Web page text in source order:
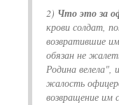
2) Что это за
крови солдат,
возвратившие
обязан не
Родина велела",
жалость
возвращение им